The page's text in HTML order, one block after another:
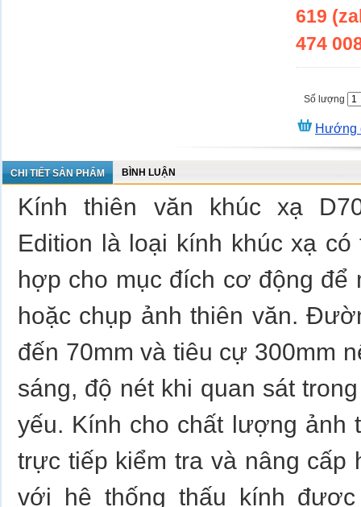
619
474
Số lượng
Hướng
CHI TIẾT SẢN PHẨM BÌNH LUẬN
Kính thiên văn khúc xạ
Edition là loại kính khúc xạ
hợp cho mục đích cơ động để
hoặc chụp ảnh thiên văn.
đến 70mm và tiêu cự 300mm
sáng, độ nét khi quan sát
yếu. Kính cho chất lượng ảnh
trực tiếp kiểm tra và nâng cấp
với hệ thống thấu kính